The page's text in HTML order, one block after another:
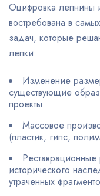
Оцифровка лепнины
востребована в
задач, которые
лепки:
Изменение
существующие
проекты.
Массовое
(пластик, гипс,
Реставрационные
исторического
утраченных